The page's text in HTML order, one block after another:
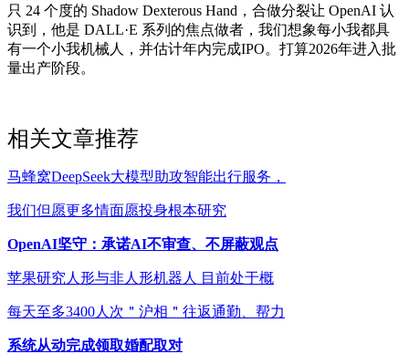
只 24 个度的 Shadow Dexterous Hand，合做分裂让 OpenAI 认
识到，他是 DALL·E 系列的焦点做者，我们想象每小我都具
有一个小我机械人，并估计年内完成IPO。打算2026年进入批
量出产阶段。
相关文章推荐
马蜂窝DeepSeek大模型助攻智能出行服务，
我们但愿更多情面愿投身根本研究
OpenAI坚守：承诺AI不审查、不屏蔽观点
苹果研究人形与非人形机器人 目前处于概
每天至多3400人次＂沪相＂往返通勤、帮力
系统从动完成领取婚配取对